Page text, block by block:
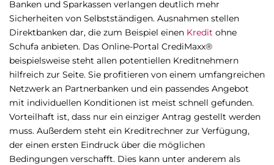
Banken und Sparkassen verlangen deutlich mehr
Sicherheiten von Selbstständigen. Ausnahmen stellen
Direktbanken dar, die zum Beispiel einen Kredit ohne
Schufa anbieten. Das Online-Portal CrediMaxx®
beispielsweise steht allen potentiellen Kreditnehmern
hilfreich zur Seite. Sie profitieren von einem umfangreichen
Netzwerk an Partnerbanken und ein passendes Angebot
mit individuellen Konditionen ist meist schnell gefunden.
Vorteilhaft ist, dass nur ein einziger Antrag gestellt werden
muss. Außerdem steht ein Kreditrechner zur Verfügung,
der einen ersten Eindruck über die möglichen
Bedingungen verschafft. Dies kann unter anderem als